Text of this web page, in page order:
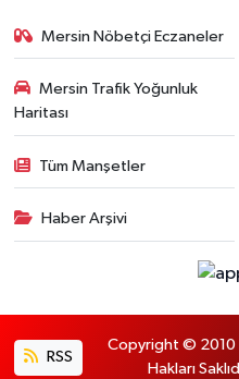
Mersin Nöbetçi Eczaneler
Mersin Trafik Yoğunluk
Haritası
Tüm Manşetler
Haber Arşivi
RSS
Copyright © 2010
Hakları